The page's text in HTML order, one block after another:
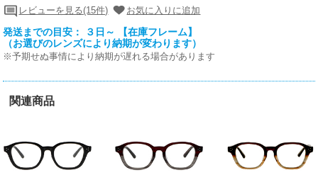
レビューを見る(15件) お気に入りに追加
発送までの目安： ３日～ 【在庫フレーム】
（お選びのレンズにより納期が変わります）
※予期せぬ事情により納期が遅れる場合があります
関連商品